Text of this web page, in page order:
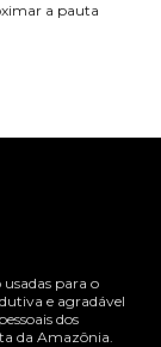
a pauta
usadas para o
e agradável
dos
da Amazônia.